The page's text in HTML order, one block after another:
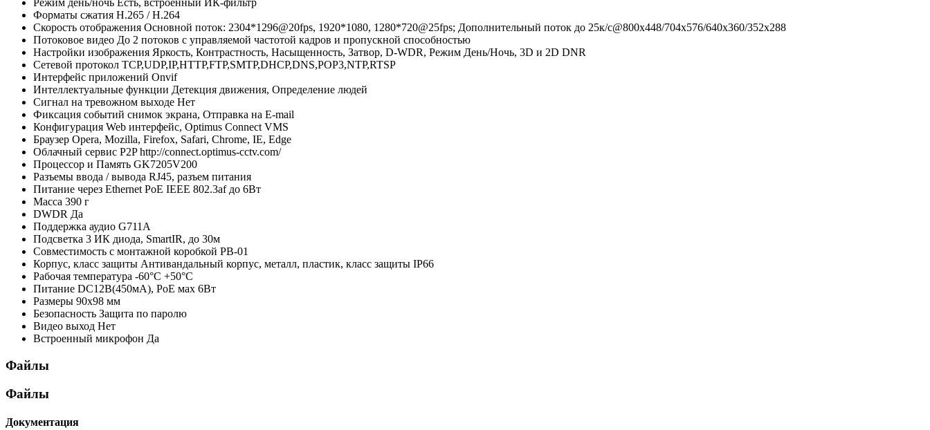
Режим день/ночь Есть, встроенный ИК-фильтр
Форматы сжатия H.265 / H.264
Скорость отображения Основной поток: 2304*1296@20fps, 1920*1080, 1280*720@25fps; Дополнительный поток до 25к/с@800x448/704х576/640x360/352х288
Потоковое видео До 2 потоков с управляемой частотой кадров и пропускной способностью
Настройки изображения Яркость, Контрастность, Насыщенность, Затвор, D-WDR, Режим День/Ночь, 3D и 2D DNR
Сетевой протокол TCP,UDP,IP,HTTP,FTP,SMTP,DHCP,DNS,POP3,NTP,RTSP
Интерфейс приложений Onvif
Интеллектуальные функции Детекция движения, Определение людей
Сигнал на тревожном выходе Нет
Фиксация событий снимок экрана, Отправка на E-mail
Конфигурация Web интерфейс, Optimus Connect VMS
Браузер Opera, Mozilla, Firefox, Safari, Chrome, IE, Edge
Облачный сервис P2P http://connect.optimus-cctv.com/
Процессор и Память GK7205V200
Разъемы ввода / вывода RJ45, разъем питания
Питание через Ethernet PoE IEEE 802.3af до 6Вт
Масса 390 г
DWDR Да
Поддержка аудио G711A
Подсветка 3 ИК диода, SmartIR, до 30м
Совместимость с монтажной коробкой PB-01
Корпус, класс защиты Антивандальный корпус, металл, пластик, класс защиты IР66
Рабочая температура -60°C +50°C
Питание DC12В(450мА), PoE мах 6Вт
Размеры 90х98 мм
Безопасность Защита по паролю
Видео выход Нет
Встроенный микрофон Да
Файлы
Файлы
Документация